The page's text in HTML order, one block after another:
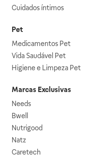
Cuidados íntimos
Pet
Medicamentos Pet
Vida Saudável Pet
Higiene e Limpeza Pet
Marcas Exclusivas
Needs
Bwell
Nutrigood
Natz
Caretech